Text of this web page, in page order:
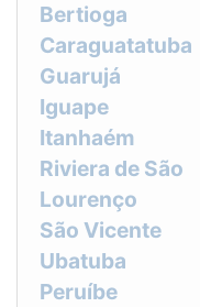
Bertioga
Caraguatatuba
Guarujá
Iguape
Itanhaém
Riviera de São
Lourenço
São Vicente
Ubatuba
Peruíbe